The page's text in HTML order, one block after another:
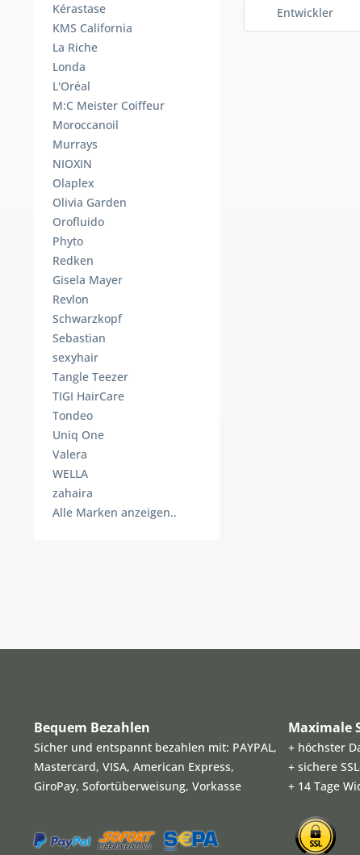
Kérastase
KMS California
La Riche
Londa
L'Oréal
M:C Meister Coiffeur
Moroccanoil
Murrays
NIOXIN
Olaplex
Olivia Garden
Orofluido
Phyto
Redken
Gisela Mayer
Revlon
Schwarzkopf
Sebastian
sexyhair
Tangle Teezer
TIGI HairCare
Tondeo
Uniq One
Valera
WELLA
zahaira
Alle Marken anzeigen..
Entwickler
Bequem Bezahlen
Sicher und entspannt bezahlen mit: PAYPAL,
Mastercard, VISA, American Express,
GiroPay, Sofortüberweisung, Vorkasse
Maximale
+ höchster
+ sichere
+ 14 Tage